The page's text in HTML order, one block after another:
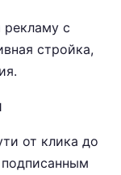
с
стройка,
от клика до